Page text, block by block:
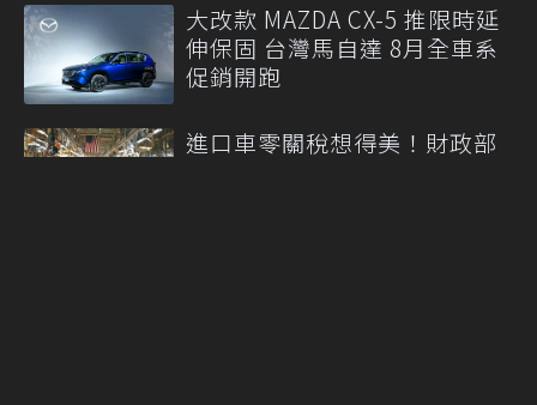
大改款 MAZDA CX-5 推限時延
伸保固 台灣馬自達 8月全車系
促銷開跑
進口車零關稅想得美！財政部